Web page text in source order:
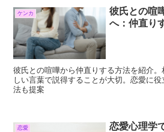
ケンカ
彼氏との喧
へ：仲直り
彼氏との喧嘩から仲直りする方法を紹介
しい言葉で説得することが大切。恋愛に
法も提案
恋愛
恋愛心理学